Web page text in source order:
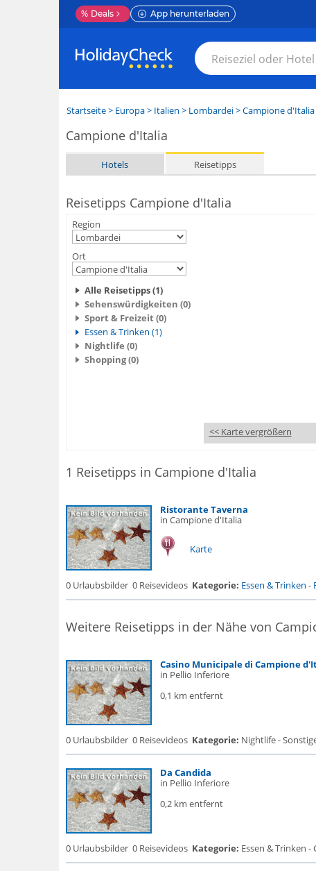
% Deals App herunterladen
Startseite> Europa> Italien > Lombardei>Campione d'Italia
Campione d'Italia
Hotels Reisetipps
Reisetipps Campione d'Italia
Region
Ort
Alle Reisetipps (1)
Sehenswürdigkeiten (0)
Sport & Freizeit (0)
Essen & Trinken (1)
Nightlife (0)
Shopping (0)
<< Karte vergrößern
1 Reisetipps in Campione d'Italia
Ristorante Taverna
in Campione d'Italia
Karte
0 Urlaubsbilder 0 Reisevideos Kategorie: Essen & Trinken -
Weitere Reisetipps in der Nähe von
Casino Municipale di Campione
in Pellio Inferiore
0,1 km entfernt
0 Urlaubsbilder 0 Reisevideos Kategorie: Nightlife -
Da Candida
in Pellio Inferiore
0,2 km entfernt
0 Urlaubsbilder 0 Reisevideos Kategorie: Essen & Trinken -